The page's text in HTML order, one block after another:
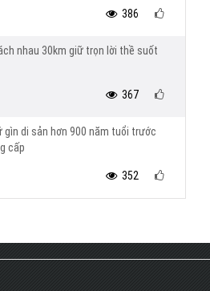
386
nhau 30km giữ trọn lời thề suốt
367
gìn di sản hơn 900 năm tuổi trước
cấp
352